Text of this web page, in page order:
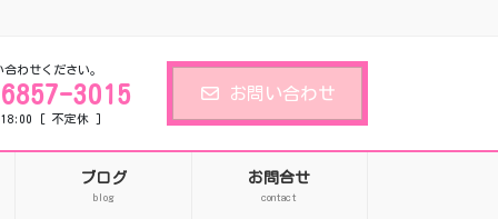
わせください。
3015
18:00 [ 不定休 ]
お問い合わせ
ブログ
blog
お問合せ
contact